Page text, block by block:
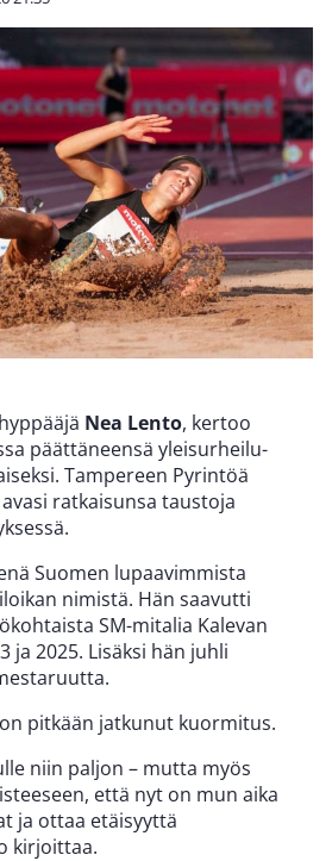
Nea Lento, kertoo
päättäneensä yleisurheilu-
Tampereen Pyrintöä
ratkaisunsa taustoja
Suomen lupaavimmista
nimistä. Hän saavutti
SM-mitalia Kalevan
ja 2025. Lisäksi hän juhli
pitkään jatkunut kuormitus.
niin paljon – mutta myös
että nyt on mun aika
ja ottaa etäisyyttä
kirjoittaa.